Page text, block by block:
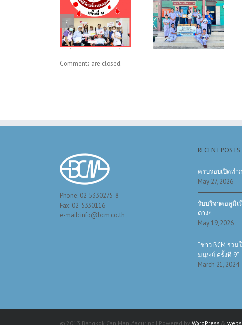
บริจาคสีทา
ภายในและ
ภายนอกอาคาร
วัดหนองน้ำส้ม
BCM FUN RUN
#4
Comments are closed.
Phone: 02-5330275-8
Fax: 02-5330116
e-mail: info@bcm.co.th
RECENT POSTS
ครบรอบเปิดทำ
May 27, 2026
รับบริจาคอลูมิเ
ต่างๆ
May 19, 2026
“ชาว BCM ร่ว
มนุษย์ ครั้งที่ 9”
March 21, 2024
© 2013 Bangkok Can Manufacuring | Powered byWordPress&